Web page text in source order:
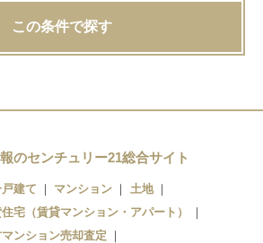
この条件で探す
のセンチュリー21総合サイト
建て マンション
土地
宅（賃貸マンション・アパート）
ンション売却査定